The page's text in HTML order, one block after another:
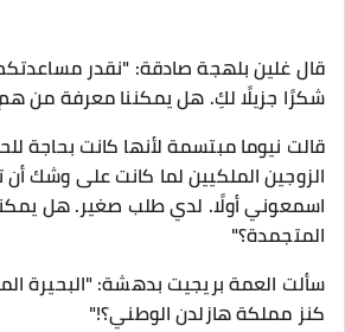
قال غلين بلهجة صادقة: "نقدر مساعدتكم،
شكرًا جزيلًا لكِ. هل يمكننا معرفة من هم
قالت نيوما مبتسمة لأنها كانت بحاجة
الزوجين الملكيين لما كانت على وشك
اسمعوني أولًا. لدي طلب صغير. هل
المتجمدة؟"
سألت العمة بريجيت بدهشة: "البحيرة
كنز مملكة هازلدن الوطني؟!"